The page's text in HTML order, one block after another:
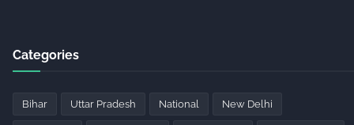
Categories
Bihar Uttar Pradesh National New Delhi